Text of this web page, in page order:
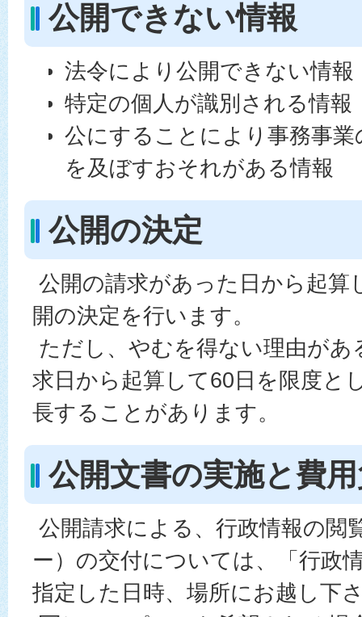
公開できない情報
法令により公開できない情報
特定の個人が識別される情報
公にすることにより事務事
を及ぼすおそれがある情報
公開の決定
公開の請求があった日から起算
開の決定を行います。
ただし、やむを得ない理由があ
求日から起算して60日を限度と
長することがあります。
公開文書の実施と費
公開請求による、行政情報の閲
ー）の交付については、「行政
指定した日時、場所にお越し下